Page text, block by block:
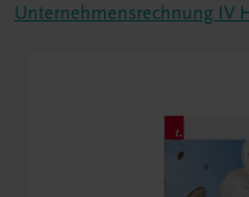
Unternehmensrechnung IV